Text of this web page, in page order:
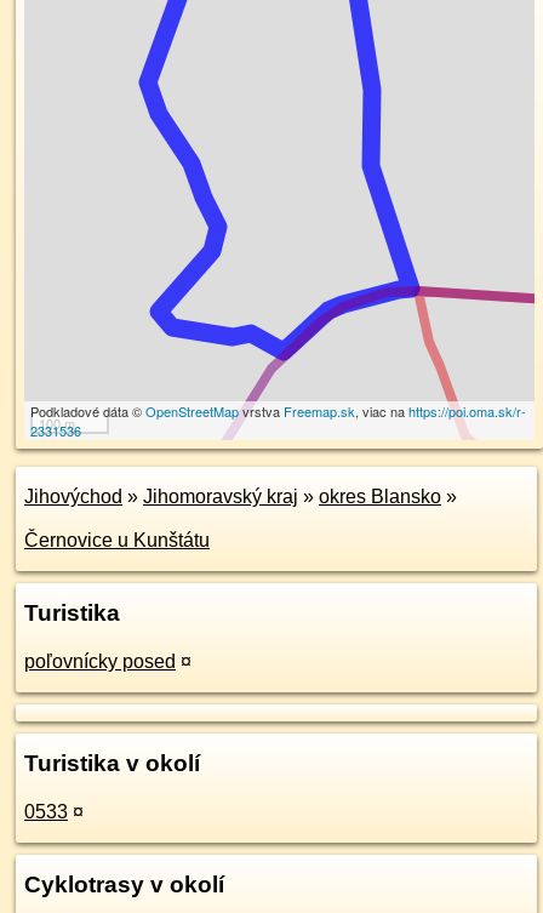
100 m
Podkladové dáta ©OpenStreetMapvrstva Freemap.sk, viac nahttps://poi.oma.sk/r-
2331536
Jihovýchod » Jihomoravský kraj » okres Blansko »
Černovice u Kunštátu
Turistika
poľovnícky posed ¤
Turistika v okolí
0533 ¤
Cyklotrasy v okolí